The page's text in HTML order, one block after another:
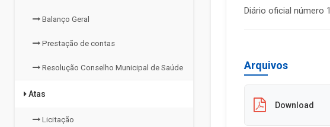
Balanço Geral
Prestação de contas
Resolução Conselho Municipal de Saúde
Atas
Licitação
Diário oficial número
Arquivos
Download